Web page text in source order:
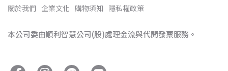
關於我們 企業文化 購物須知 隱私權政策
本公司委由順利智慧公司(股)處理金流與代開發票服務。